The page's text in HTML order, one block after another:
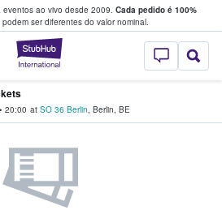
ao vivo desde 2009. Cada pedido é 100%
ser diferentes do valor nominal.
StubHub – onde
vendem bilhetes
• 20:00 at SO 36 Berlin, Berlin, BE